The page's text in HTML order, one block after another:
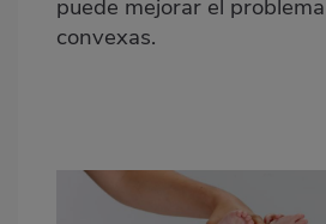
puede mejorar el
convexas.